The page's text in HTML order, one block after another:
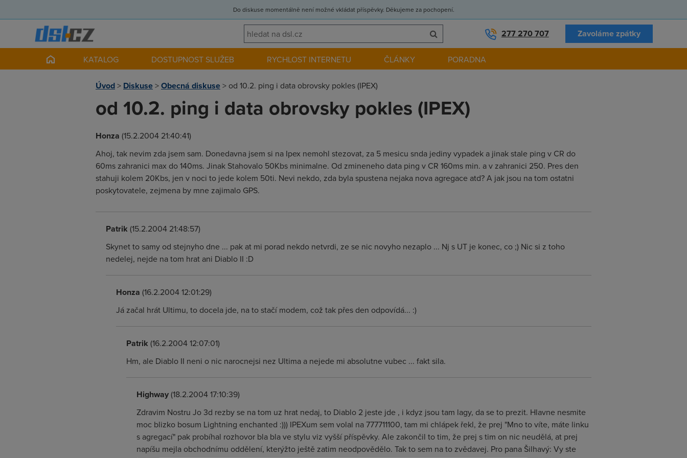
Do diskuse momentálně není možné vkládat příspěvky. Děkujeme za pochopení.
277 270 707 Zavoláme zpátky
KATALOG DOSTUPNOST SLUŽEB RYCHLOST INTERNETU ČLÁNKY PORADNA
Úvod> Diskuse>Obecná diskuse> od 10.2. ping i data obrovsky pokles (IPEX)
od 10.2. ping i data obrovsky pokles (IPEX)
Honza (15.2.2004 21:40:41)
Ahoj, tak nevim zda jsem sam. Donedavna jsem si na Ipex nemohl stezovat, za 5 mesicu snda jediny vypadek a jinak stale ping v CR do
60ms zahranici max do 140ms. Jinak Stahovalo 50Kbs minimalne. Od zmineneho data ping v CR 160ms min. a v zahranici 250. Pres den
stahuji kolem 20Kbs, jen v noci to jede kolem 50ti. Nevi nekdo, zda byla spustena nejaka nova agregace atd? A jak jsou na tom ostatni
poskytovatele, zejmena by mne zajimalo GPS.
Patrik (15.2.2004 21:48:57)
Skynet to samy od stejnyho dne ... pak at mi porad nekdo netvrdi, ze se nic novyho nezaplo ... Nj s UT je konec, co ;) Nic si z toho
nedelej, nejde na tom hrat ani Diablo II :D
Honza (16.2.2004 12:01:29)
Já začal hrát Ultimu, to docela jde, na to stačí modem, což tak přes den odpovídá... :)
Patrik (16.2.2004 12:07:01)
Hm, ale Diablo II neni o nic narocnejsi nez Ultima a nejede mi absolutne vubec ... fakt sila.
Highway(18.2.2004 17:10:39)
Zdravim Nostru Jo 3d rezby se na tom uz hrat nedaj, to Diablo 2 jeste jde , i kdyz jsou tam lagy, da se to prezit. Hlavne nesmite
moc blizko bosum Lightning enchanted :))) IPEXum sem volal na 777711100, tam mi chlápek řekl, že prej "Mno to víte, máte linku
s agregací" pak probíhal rozhovor bla bla ve stylu viz vyšší příspěvky. Ale zakončil to tim, že prej s tim on nic neudělá, at prej
napíšu mejla obchodnímu oddělení, kterýžto ještě zatim neodpovědělo. Tak to sem na to zvědavej. Pro pana Šilhavý: Vy ste